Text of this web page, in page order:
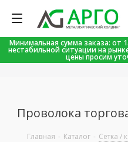
Минимальная сумма заказа: от
нестабильной ситуации на
цены просим
Проволока
Главная - Каталог - Сетка /